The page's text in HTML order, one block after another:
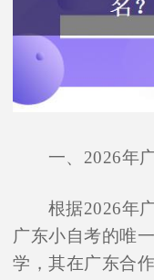
一、2026年
根据2026年
广东小自考的唯
学，其在广东合